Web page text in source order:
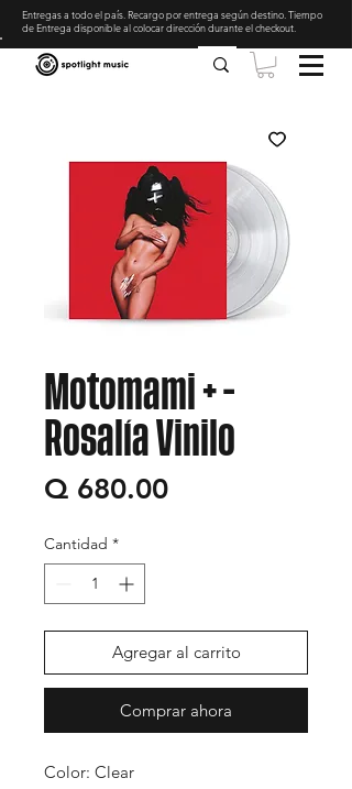
Entregas a todo el país. Recargo por entrega según destino. Tiempo
de Entrega disponible al colocar dirección durante el checkout
Motomami + -
Rosalía Vinilo
Q 680.00Precio
Cantidad *
Agregar al carrito
Comprar ahora
Color: Clear